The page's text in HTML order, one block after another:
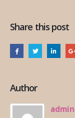
Share this post
Author
admin